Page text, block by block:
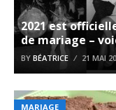
2021 est
de mariage –
BY BÉATRICE 21 MAI
MARIAGE